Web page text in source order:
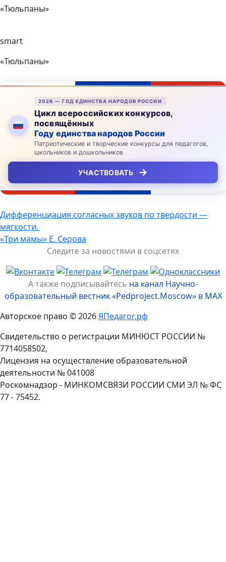
«Тюльпаны»
smart
«Тюльпаны»
2026 — ГОД ЕДИНСТВА НАРОДОВ РОССИИ
Цикл всероссийских конкурсов,
посвящённых
Году единства народов России
Патриотические и творческие конкурсы для педагогов,
школьников и дошкольников
УЧАСТВОВАТЬ →
Навигация
по
записям
Дифференциация согласных звуков по твердости —
мягкости.
«Три мамы» Е. Серова
Следите за новостями в соцсетях
А также подписывайтесь на канал Научно-
образовательный вестник «Pedproject.Moscow» в MAX
Авторское право © 2026ЯПедагог.рф
Свидетельство о регистрации МИНЮСТ РОССИИ №
7714058502,
Лицензия на осуществление образовательной
деятельности № 041008
Роскомнадзор - МИНКОМСВЯЗИ РОССИИ СМИ ЭЛ № ФС
77 - 75452.